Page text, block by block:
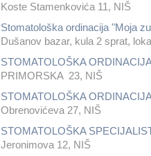
Koste Stamenkovića 11, NIŠ
Stomatološka ordinacija "Moja
Dušanov bazar, kula 2 sprat,
STOMATOLOŠKA
PRIMORSKA 23, NIŠ
STOMATOLOŠKA
Obrenovićeva 27, NIŠ
STOMATOLOŠKA
Jeronimova 12, NIŠ